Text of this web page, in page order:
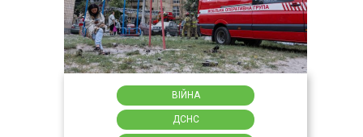
ВІЙНА
ДСНС